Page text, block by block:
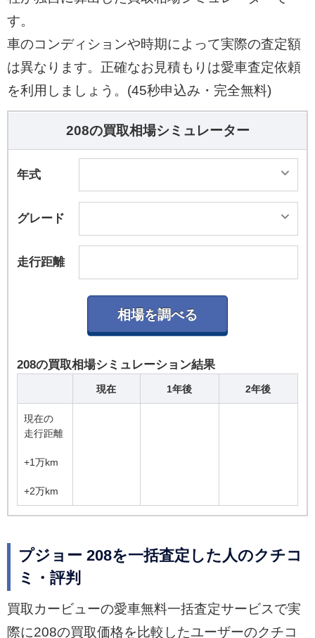
す。
車のコンディションや時期によって実際の査定額
は異なります。正確なお見積もりは愛車査定依頼
を利用しましょう。(45秒申込み・完全無料)
208の買取相場シミュレーター
年式
グレード
走行距離
208の買取相場シミュレーション結果
現在 1年後 2年後
現在の
走行距離
+1万km
+2万km
プジョー 208を一括査定した人のクチコ
ミ・評判
買取カービューの愛車無料一括査定サービスで実
際に208の買取価格を比較したユーザーのクチコ